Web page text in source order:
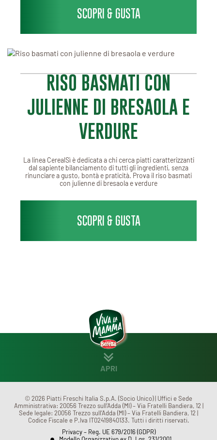
SCOPRI & GUSTA
RISO BASMATI CON
JULIENNE DI BRESAOLA E
VERDURE
La linea CerealSì è dedicata a chi cerca piatti caratterizzanti
dal sapiente bilanciamento di tutti gli ingredienti, senza
rinunciare a gusto, bontà e praticità. Prova il riso basmati
con julienne di bresaola e verdure
SCOPRI & GUSTA
APRI
CHI SIAMO MENÙ
© 2026 Piatti Freschi Italia S.p.A. (Socio Unico) | Uffici e Sede
Amministrativa: 20056 Trezzo sull’Adda (MI) – Via Fratelli Bandiera, 12 |
Sede legale: 20056 Trezzo sull’Adda (MI) – Via Fratelli Bandiera, 12 |
Codice Fiscale e P.Iva IT02419840133. Tutti i diritti riservati.
Privacy – Reg. UE 679/2016 (GDPR)